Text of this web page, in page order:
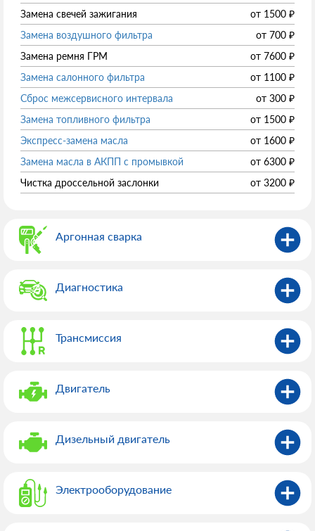
Замена свечей зажигания от 1500 ₽
Замена воздушного фильтра
от 700 ₽
Замена ремня ГРМ
от 7600 ₽
Замена салонного фильтра
от 1100 ₽
Сброс межсервисного интервала
от 300 ₽
Замена топливного фильтра
от 1500 ₽
Экспресс-замена масла
от 1600 ₽
Замена масла в АКПП с промывкой
от 6300 ₽
Чистка дроссельной заслонки
от 3200 ₽
Аргонная сварка
Диагностика
Трансмиссия
Двигатель
Дизельный двигатель
Электрооборудованиe